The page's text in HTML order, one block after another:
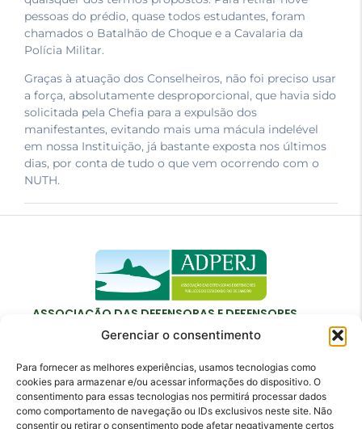
Gerenciar o consentimento
Para fornecer as melhores experiências, usamos tecnologias como
cookies para armazenar e/ou acessar informações do dispositivo. O
consentimento para essas tecnologias nos permitirá processar dados
como comportamento de navegação ou IDs exclusivos neste site. Não
consentir ou retirar o consentimento pode afetar negativamente certos
pessoas do prédio, quase todos estudantes, foram
chamados o Batalhão de Choque e a Cavalaria da
Polícia Militar.
Graças à atuação dos Conselheiros, não foi preciso usar
a força, absolutamente desproporcional, que havia sido
solicitada pela Chefia para a expulsão dos
manifestantes, evitando mais uma mácula indelével
em nossa Instituição, já bastante exposta nos últimos
dias, por conta de tudo o que vem ocorrendo com o
NUTH.
ASSOCIAÇÃO DAS DEFENSORAS E DEFENSORES
PÚBLICOS DO ESTADO DO RIO DE JANEIRO